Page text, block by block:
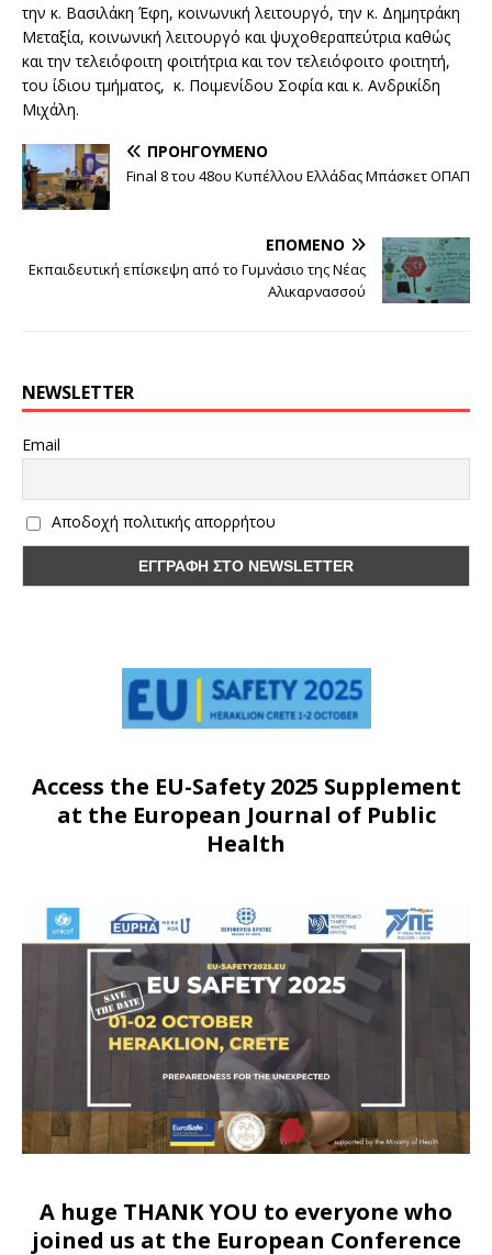
την κ. Βασιλάκη Έφη, κοινωνική λειτουργό, την κ. Δημητράκη
Μεταξία, κοινωνική λειτουργό και ψυχοθεραπεύτρια καθώς
και την τελειόφοιτη φοιτήτρια και τον τελειόφοιτο φοιτητή,
του ίδιου τμήματος, κ. Ποιμενίδου Σοφία και κ. Ανδρικίδη
Μιχάλη.
ΠΡΟΗΓΟΎΜΕΝΟ
Final 8 του 48ου Κυπέλλου Ελλάδας Μπάσκετ ΟΠΑΠ
ΕΠΌΜΕΝΟ
Εκπαιδευτική επίσκεψη από το Γυμνάσιο της Νέας
Αλικαρνασσού
NEWSLETTER
Email
Αποδοχή πολιτικής απορρήτου
Access the EU-Safety 2025 Supplement
at the European Journal of Public
Health
A huge THANK YOU to everyone who
joined us at the European Conference